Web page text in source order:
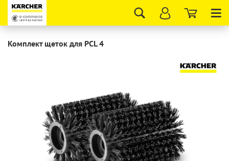
Комплект щеток для PCL 4